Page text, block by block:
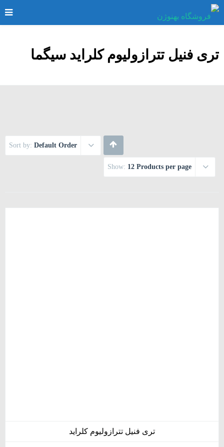
تری فنیل تترازولیوم کلراید سیگما
Sort by: Default Order
Show: 12 Products per page
تری فنیل تترازولیوم کلراید